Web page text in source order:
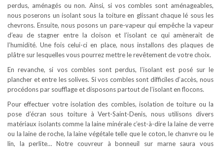
perdus, aménagés ou non. Ainsi, si vos combles sont aménageables,
nous poserons un isolant sous la toiture en glissant chaque lé sous les
chevrons. Ensuite, nous posons un pare-vapeur qui empêche la vapeur
d’eau de stagner entre la cloison et l’isolant ce qui amènerait de
l’humidité. Une fois celui-ci en place, nous installons des plaques de
plâtre sur lesquelles vous pourrez mettre le revêtement de votre choix.
En revanche, si vos combles sont perdus, l’isolant est posé sur le
plancher et entre les solives. Si vos combles sont difficiles d’accès, nous
procédons par soufflage et disposons partout de l’isolant en flocons.
Pour effectuer votre isolation des combles, isolation de toiture ou la
pose d’écran sous toiture à Vert-Saint-Denis, nous utilisons divers
matériaux isolants comme la laine minérale c’est-à-dire la laine de verre
ou la laine de roche, la laine végétale telle que le coton, le chanvre ou le
lin, la perlite… Notre couvreur à bonneuil sur marne saura vous